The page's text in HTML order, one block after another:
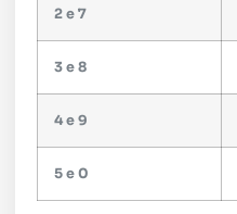
2 e 7
3 e 8
4 e 9
5 e 0